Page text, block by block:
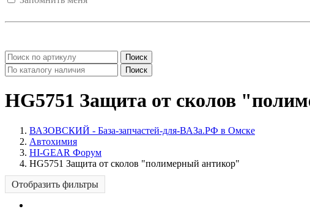
Поиск
Поиск
HG5751 Защита от сколов
ВАЗОВСКИЙ - База-запчастей-для-ВАЗа.РФ в Омске
Автохимия
HI-GEAR Форум
HG5751 Защита от сколов "полимерный антикор"
Отобразить фильтры